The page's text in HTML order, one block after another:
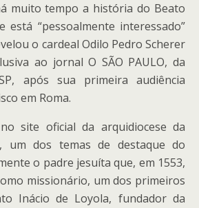
muito tempo a história do Beato
está “pessoalmente interessado”
o cardeal Odilo Pedro Scherer
ao jornal O SÃO PAULO, da
após sua primeira audiência
em Roma.
site oficial da arquidiocese da
um dos temas de destaque do
o padre jesuíta que, em 1553,
missionário, um dos primeiros
Inácio de Loyola, fundador da